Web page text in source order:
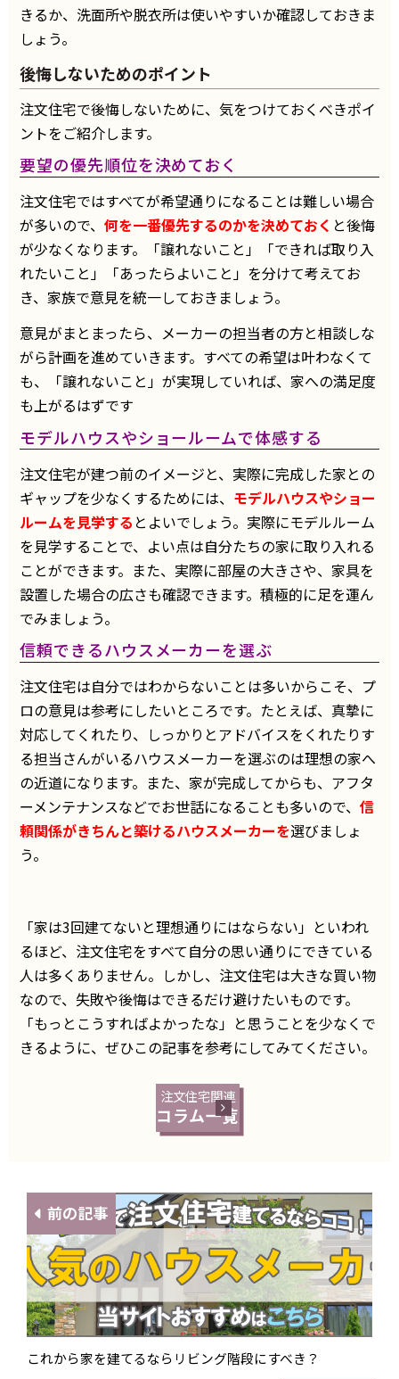
きるか、洗面所や脱衣所は使いやすいか確認しておきま
しょう。
後悔しないためのポイント
注文住宅で後悔しないために、気をつけておくべきポイ
ントをご紹介します。
要望の優先順位を決めておく
注文住宅ではすべてが希望通りになることは難しい場合
が多いので、何を一番優先するのかを決めておく と後悔
が少なくなります。「譲れないこと」「できれば取り入
れたいこと」「あったらよいこと」を分けて考えてお
き、家族で意見を統一しておきましょう。
意見がまとまったら、メーカーの担当者の方と相談しな
がら計画を進めていきます。すべての希望は叶わなくて
も、「譲れないこと」が実現していれば、家への満足度
も上がるはずです
モデルハウスやショールームで体感する
注文住宅が建つ前のイメージと、実際に完成した家との
ギャップを少なくするためには、 モデルハウスやショー
ルームを見学する とよいでしょう。実際にモデルルーム
を見学することで、よい点は自分たちの家に取り入れる
ことができます。また、実際に部屋の大きさや、家具を
設置した場合の広さも確認できます。積極的に足を運ん
でみましょう。
信頼できるハウスメーカーを選ぶ
注文住宅は自分ではわからないことは多いからこそ、プ
ロの意見は参考にしたいところです。たとえば、真摯に
対応してくれたり、しっかりとアドバイスをくれたりす
る担当さんがいるハウスメーカーを選ぶのは理想の家へ
の近道になります。また、家が完成してからも、アフタ
ーメンテナンスなどでお世話になることも多いので、信
頼関係がきちんと築けるハウスメーカーを選びましょ
う。
「家は3回建てないと理想通りにはならない」といわれ
るほど、注文住宅をすべて自分の思い通りにできている
人は多くありません。しかし、注文住宅は大きな買い物
なので、失敗や後悔はできるだけ避けたいものです。
「もっとこうすればよかったな」と思うことを少なくで
きるように、ぜひこの記事を参考にしてみてください。
注文住宅関連
コラム一覧
前の記事
これから家を建てるならリビング階段にすべき？